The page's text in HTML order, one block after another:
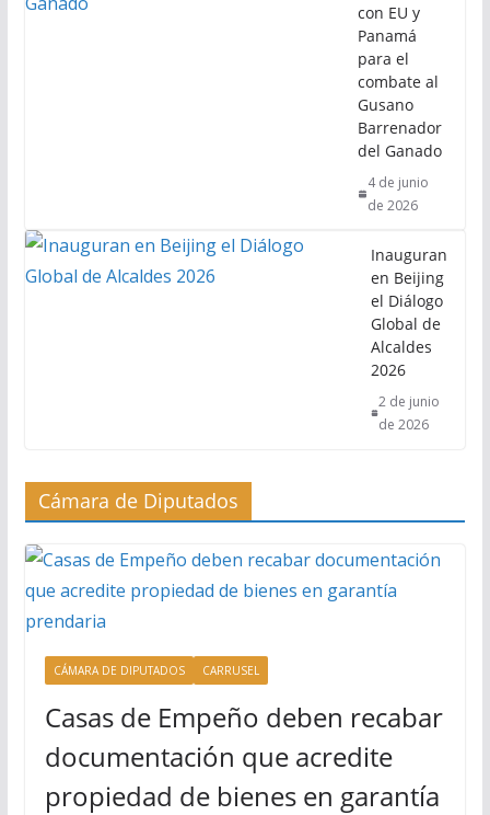
con EU y
Panamá
para el
combate al
Gusano
Barrenador
del Ganado
4 de junio
de 2026
Inauguran
en Beijing
el Diálogo
Global de
Alcaldes
2026
2 de junio
de 2026
Cámara de Diputados
CÁMARA DE DIPUTADOS CARRUSEL
Casas de Empeño deben recabar
documentación que acredite
propiedad de bienes en garantía